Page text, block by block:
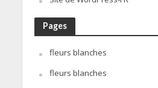
Pages
fleurs blanches
fleurs blanches